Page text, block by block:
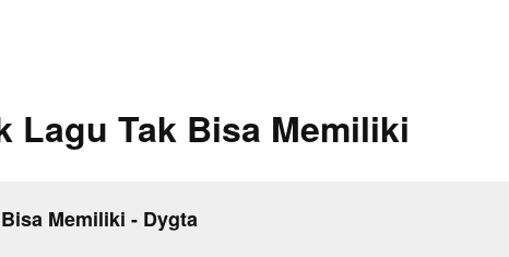
Lagu Tak Bisa Memiliki
Memiliki - Dygta